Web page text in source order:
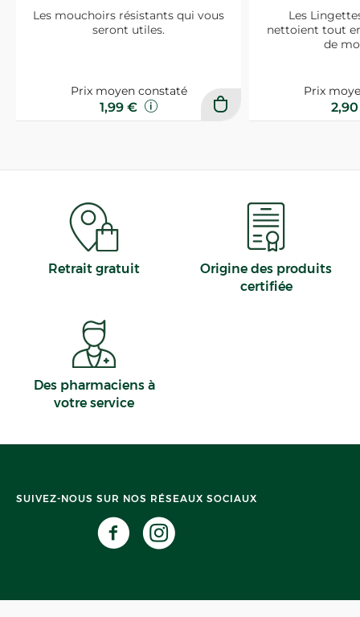
Les mouchoirs résistants qui vous
seront utiles.
Prix moyen constaté
1,99 €
Les
nettoient tout
de
Prix
Retrait gratuit
Origine des produits
certifiée
Des pharmaciens à
votre service
SUIVEZ-NOUS SUR NOS RÉSEAUX SOCIAUX